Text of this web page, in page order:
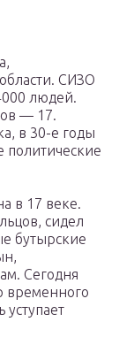
СИЗО
людей.
— 17.
в 30-е годы
политические
в 17 веке.
сидел
бутырские
Сегодня
временного